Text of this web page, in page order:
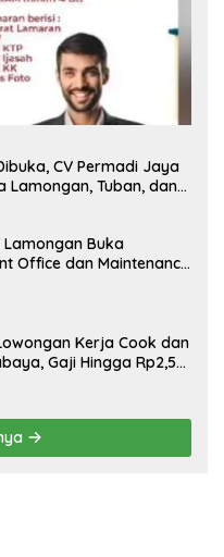
CV Permadi Jaya
Lamongan, Tuban, dan
Buka
Office dan Maintenance
Kerja Cook dan
Gaji Hingga Rp2,5